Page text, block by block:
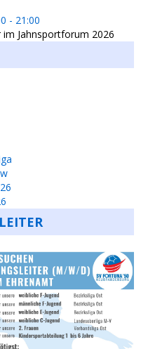
- 21:00
Jahnsportforum 2026